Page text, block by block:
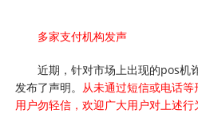
多家支付机构发声
近期，针对市场上出现的pos机
发布了声明。 从未通过短信或电话
用户勿轻信，欢迎广大用户对上述行